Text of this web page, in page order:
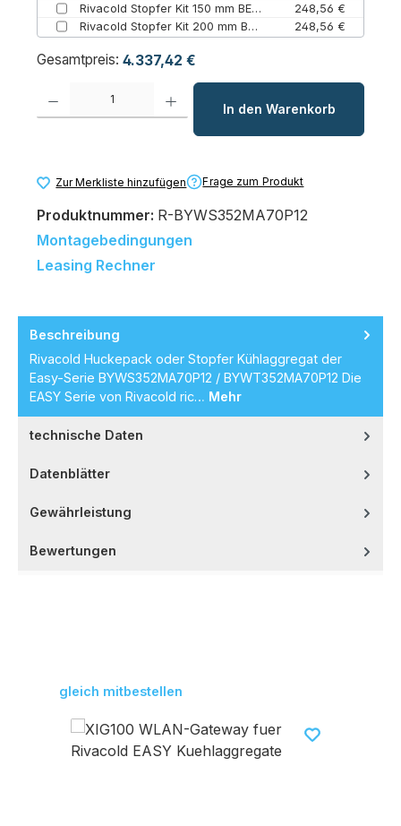
Rivacold Stopfer Kit 150 mm BEWT – Paneel für Wandaggregate (35 / 150 mm)
248,56 €
Rivacold Stopfer Kit 200 mm BEWT – Paneel für Wandaggregate (200 mm / 35)
248,56 €
Gesamtpreis: 4.337,42 €
Produkt Anzahl: Gib den gewünschten Wert ein oder benutze die
In den Warenkorb
Zur Merkliste hinzufügen Frage zum Produkt
Produktnummer: R-BYWS352MA70P12
Montagebedingungen
Leasing Rechner
Beschreibung
Rivacold Huckepack oder Stopfer Kühlaggregat der
Easy-Serie BYWS352MA70P12 / BYWT352MA70P12 Die
EASY Serie von Rivacold ric… Mehr
technische Daten
Datenblätter
Gewährleistung
Bewertungen
Produktgalerie überspringen
gleich mitbestellen